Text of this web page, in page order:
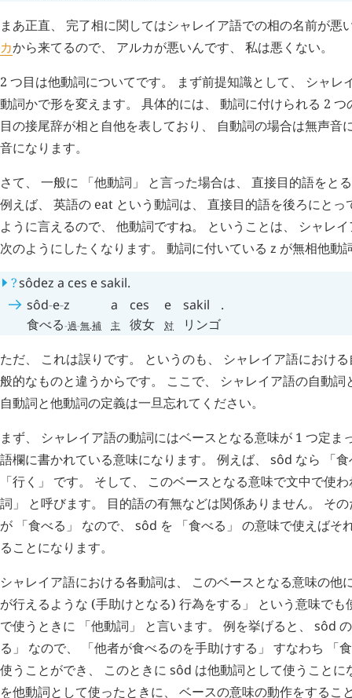
まあ正直、 完了相に関してはシャレイア語での相の名前が悪
カから来てるので、 アルカが悪いんです、 私は悪くない。
2 つ目は他動詞についてです。 まず前提知識として、 シャレ
動詞かで形を変えます。 具体的には、 動詞に付けられる 2
目の接尾辞が相と自他を表しており、 自動詞の場合は無声音
音になります。
さて、 一般に 「他動詞」 と言った場合は、 直接目的語をと
例えば、 英語の eat という動詞は、 直接目的語を後ろにと
ように言えるので、 他動詞ですね。 ということは、 シャレ
次のようにしたくなります。 動詞に付いている z が無相他動
?sôdez a ces esakil.
sôd-e-z
食べる-過-無.補
a
主
ces
彼女
e
対
sakil
リンゴ
.
ただ、 これは誤りです。 というのも、 シャレイア語におけ
般的なものと違うからです。 ここで、 シャレイア語の自動
自動詞と他動詞の定義は一旦忘れてください。
まず、 シャレイア語の動詞にはベースとなる意味が 1 つ定ま
語欄に書かれている意味になります。 例えば、 sôd なら 「
「行く」 です。 そして、 このベースとなる意味で文中で使
詞」 と呼びます。 目的語の有無などは関係ありません。 そ
が 「食べる」 なので、 sôd を 「食べる」 の意味で使えばそ
ることになります。
シャレイア語における各動詞は、 このベースとなる意味の他
が行えるような (手助けとなる) 行為をする」 という意味で
で使うときに 「他動詞」 と言います。 例を挙げると、 sôd
る」 なので、 「他者が食べるのを手助けする」 すなわち 「
使うことができ、 このときに sôd は他動詞として使うこと
を他動詞として使ったときに、 ベースの意味の動作をするこ